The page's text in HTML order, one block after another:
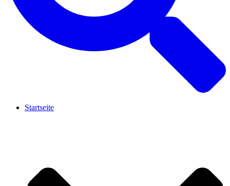
Startseite